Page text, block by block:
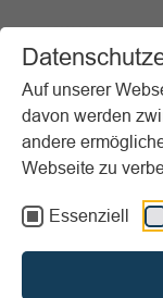
Auf unserer
davon werden
andere
Webseite zu
Essenziell
Informationen